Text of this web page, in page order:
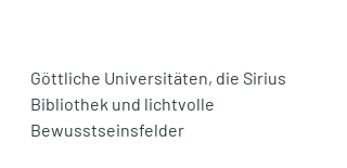
Göttliche Universitäten, die Sirius
Bibliothek und lichtvolle
Bewusstseinsfelder